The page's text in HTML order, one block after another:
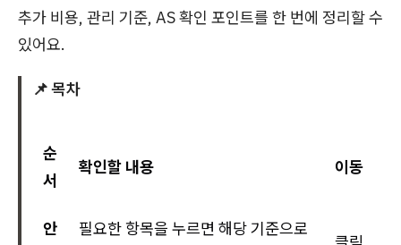
추가 비용, 관리 기준, AS 확인 포인트를 한 번에 정리할 수
있어요.
📌 목차
순
서
확인할 내용 이동
안
필요한 항목을 누르면 해당 기준으로